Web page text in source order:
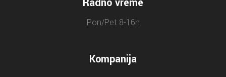
Pon/Pet 8-16h
Kompanija